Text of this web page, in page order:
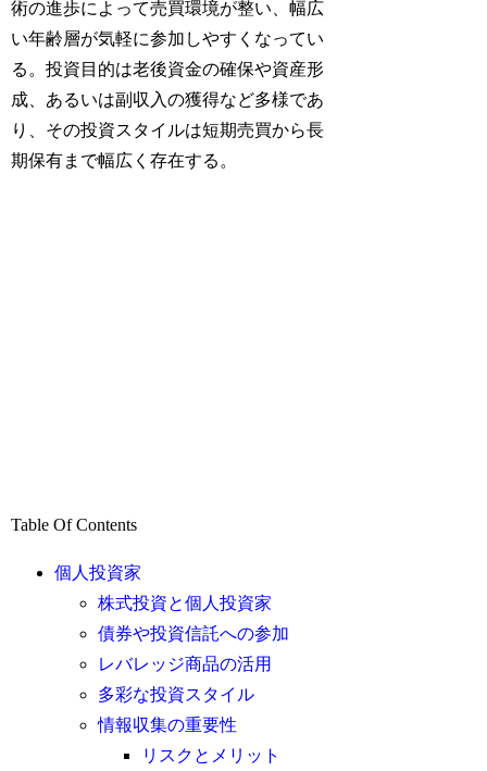
術の進歩によって売買環境が整い、幅広
い年齢層が気軽に参加しやすくなってい
る。投資目的は老後資金の確保や資産形
成、あるいは副収入の獲得など多様であ
り、その投資スタイルは短期売買から長
期保有まで幅広く存在する。
Table Of Contents
個人投資家
株式投資と個人投資家
債券や投資信託への参加
レバレッジ商品の活用
多彩な投資スタイル
情報収集の重要性
リスクとメリット